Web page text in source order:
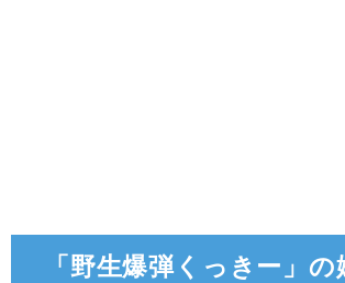
「野生爆弾くっきー」の